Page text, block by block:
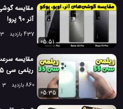
# گوشی جدید شیائومی پوکو X3 NFC
# معرفی گوشی شیائومی پوکو X3 NFC
# مقایسه دوربین گوشی همراه
7.2 هزار بازدید
6 سال پیش بررسی
آنر 90 پرو!
437 بازدید
3 سال پیش
05:51
ریلمی سی 55!
860 بازدید
3 سال پیش
05:35